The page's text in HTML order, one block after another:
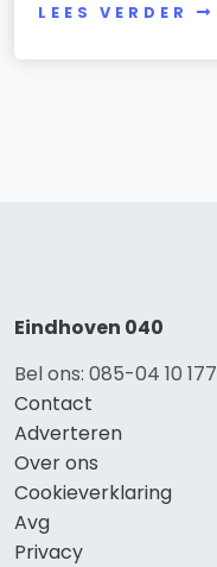
LEES VERDER
Eindhoven 040
Bel ons: 085-04 10 177
Contact
Adverteren
Over ons
Cookieverklaring
Avg
Privacy